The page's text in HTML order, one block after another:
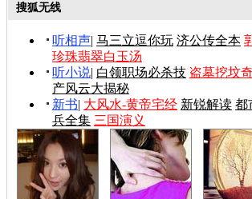
搜狐无线
听相声| 马三立逗你玩 济公传全本
珍珠翡翠白玉汤
听小说| 白领职场必杀技 盗墓挖坟
产风云大揭秘
新书| 大风水-黄帝宅经 新锐解读 都
兵全集 三国演义